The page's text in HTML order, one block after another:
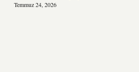
Temmuz 24, 2026